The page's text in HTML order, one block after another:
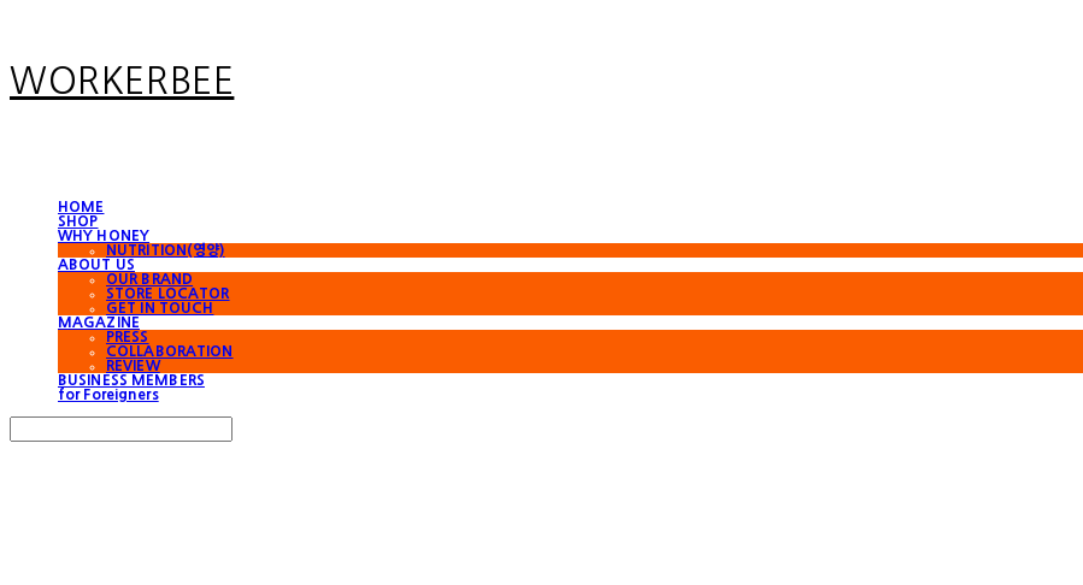
WORKERBEE
HOME
SHOP
WHY HONEY
NUTRITION(영양)
ABOUT US
OUR BRAND
STORE LOCATOR
GET IN TOUCH
MAGAZINE
PRESS
COLLABORATION
REVIEW
BUSINESS MEMBERS
for Foreigners